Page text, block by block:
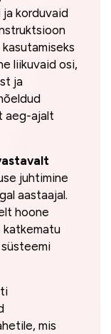
korduvaid
liikuvaid osi,
ja
aeg-ajalt
juhtimine
aastaajal.
hoone
katkematu
mis